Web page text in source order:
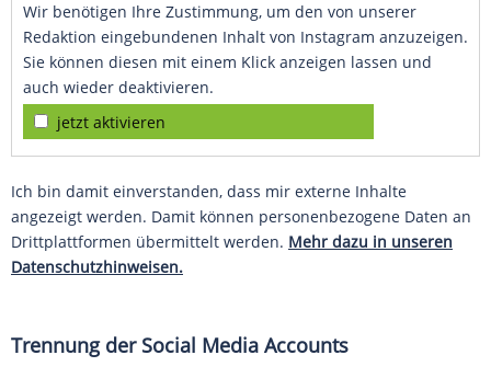
Wir benötigen Ihre Zustimmung, um den von unserer
Redaktion eingebundenen Inhalt von Instagram anzuzeigen.
Sie können diesen mit einem Klick anzeigen lassen und
auch wieder deaktivieren.
jetzt aktivieren
Ich bin damit einverstanden, dass mir externe Inhalte
angezeigt werden. Damit können personenbezogene Daten an
Drittplattformen übermittelt werden. Mehr dazu in unseren
Datenschutzhinweisen.
Trennung der Social Media Accounts